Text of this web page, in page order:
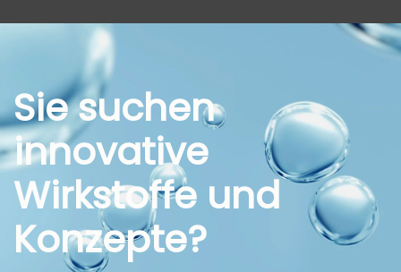
Sie suchen
innovative
Wirkstoffe und
Konzepte?